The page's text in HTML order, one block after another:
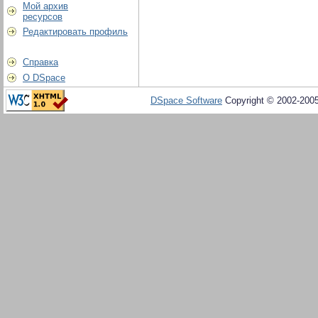
Мой архив
ресурсов
Редактировать профиль
Справка
О DSpace
DSpace Software Copyright © 2002-